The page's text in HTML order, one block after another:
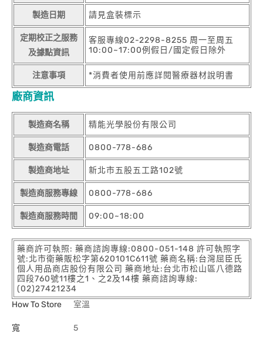
製造日期 請見盒裝標示
定期校正之服務
及據點資訊
客服專線02-2298-8255 周一至周五
10:00~17:00例假日/國定假日除外
注意事項 *消費者使用前應詳閱醫療器材說明書
廠商資訊
製造商名稱 精能光學股份有限公司
製造商電話 0800-778-686
製造商地址 新北市五股五工路102號
製造商服務專線 0800-778-686
製造商服務時間 09:00~18:00
藥商許可執照: 藥商諮詢專線:0800-051-148 許可執照字
號:北市衛藥販松字第620101C611號 藥商名稱:台灣屈臣氏
個人用品商店股份有限公司 藥商地址:台北市松山區八德路
四段760號11樓之1、之2及14樓 藥商諮詢專線:
(02)27421234
How To Store
室溫
寬 5